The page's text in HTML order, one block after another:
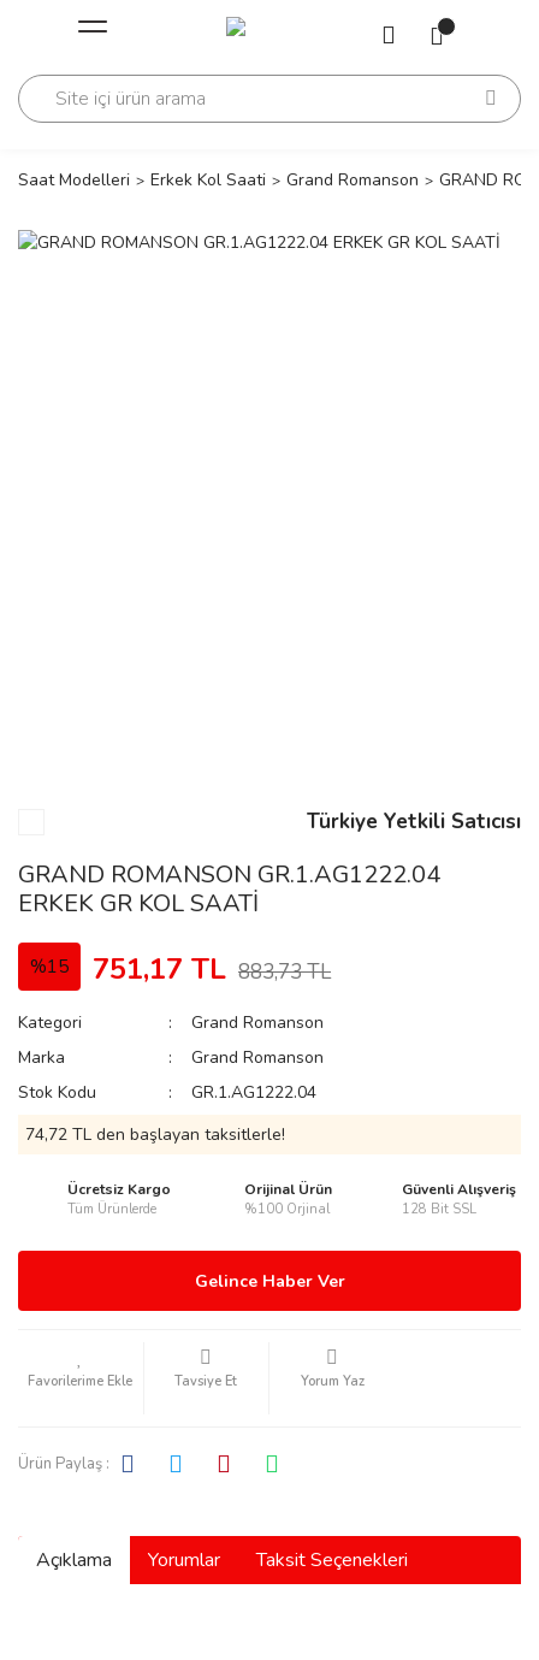
Geri Dön
Geri Dön
Saat Modelleri Erkek Kol Saati Grand Romanson GRAND
Türkiye Yetkili Satıcısı
GRAND ROMANSON GR.1.AG1222.04
ERKEK GR KOL SAATİ
%15 751,17 TL 883,73 TL
Kategori
Grand Romanson
Marka
Grand Romanson
Stok Kodu
GR.1.AG1222.04
74,72 TL den başlayan taksitlerle!
Ücretsiz Kargo
Tüm Ürünlerde
Orijinal Ürün
%100 Orjinal
Güvenli Alışveriş
128 Bit SSL
Gelince Haber Ver
Tavsiye Et Yorum Yaz
Ürün Paylaş :
Açıklama Yorumlar Taksit Seçenekleri